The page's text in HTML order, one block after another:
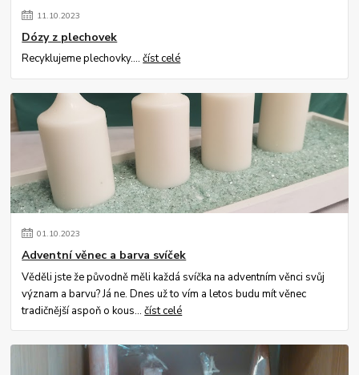
11.10.2023
Dózy z plechovek
Recyklujeme plechovky....číst celé
01.10.2023
Adventní věnec a barva svíček
Věděli jste že původně měli každá svíčka na adventním věnci svůj
význam a barvu? Já ne. Dnes už to vím a letos budu mít věnec
tradičnější aspoň o kous...číst celé